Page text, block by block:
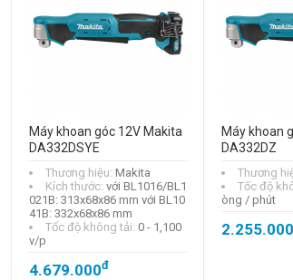
Máy khoan góc 12V Makita
DA332DSYE
Thương hiệu: Makita
Kích thước: với BL1016/BL1
021B: 313x68x86 mm với BL10
41B: 332x68x86 mm
Tốc độ không tải: 0 - 1,100
v/p
4.679.000đ
Máy khoan
DA332DZ
Thương
Tốc độ
òng / phút
2.255.000